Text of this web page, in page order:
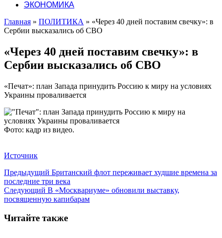
ЭКОНОМИКА
Главная » ПОЛИТИКА » «Через 40 дней поставим свечку»: в
Сербии высказались об СВО
«Через 40 дней поставим свечку»: в
Сербии высказались об СВО
«Печат»: план Запада принудить Россию к миру на условиях
Украины проваливается
Фото: кадр из видео.
Источник
Предыдущий Британский флот переживает худшие времена за
последние три века
Следующий В «Москвариуме» обновили выставку,
посвященную капибарам
Читайте также